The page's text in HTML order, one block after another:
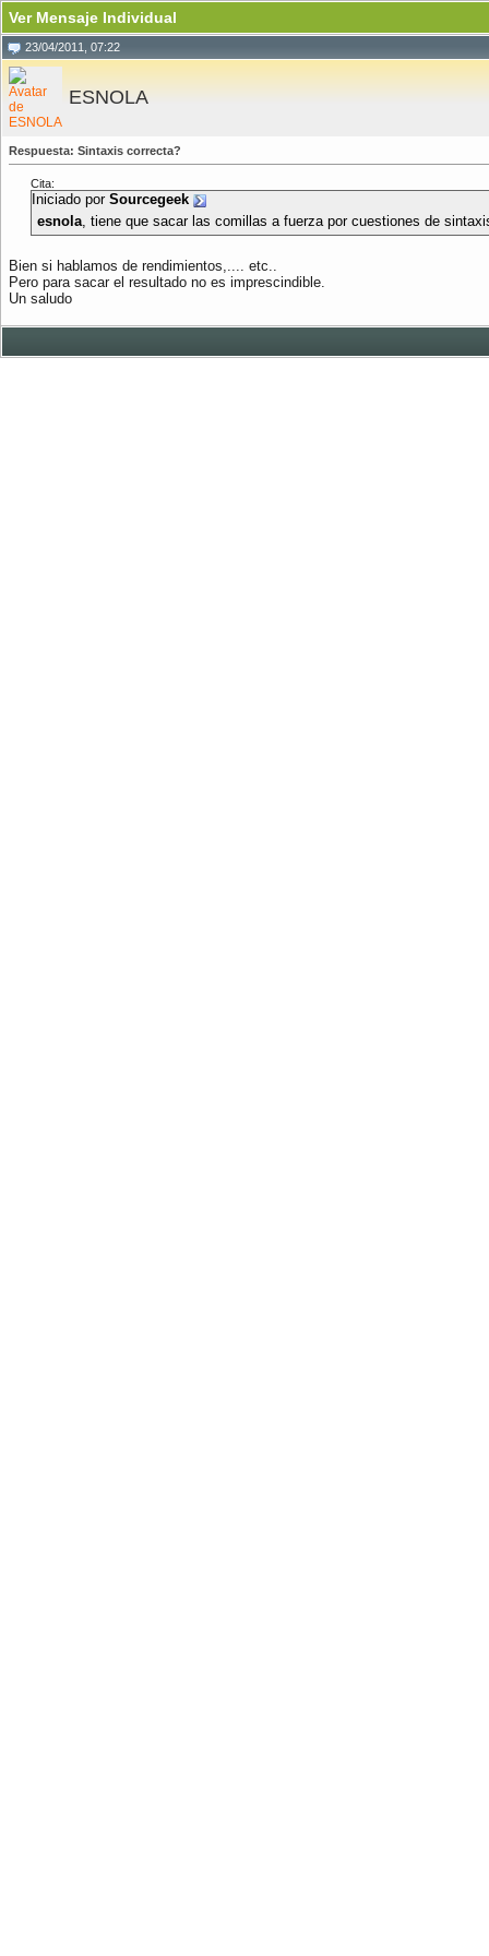
Ver Mensaje Individual
23/04/2011, 07:22
ESNOLA
Respuesta: Sintaxis correcta?
Cita:
Iniciado por Sourcegeek
esnola, tiene que sacar las comillas a fuerza por cuestiones de
Bien si hablamos de rendimientos,.... etc..
Pero para sacar el resultado no es imprescindible.
Un saludo